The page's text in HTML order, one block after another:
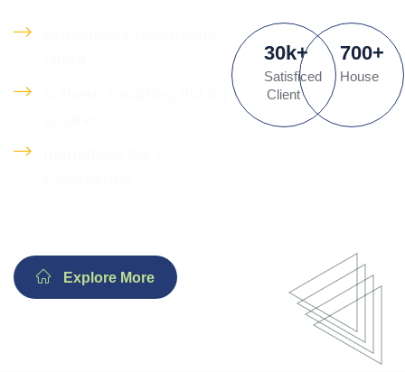
30k+
Satisficed
Client
700+
House
Explore More